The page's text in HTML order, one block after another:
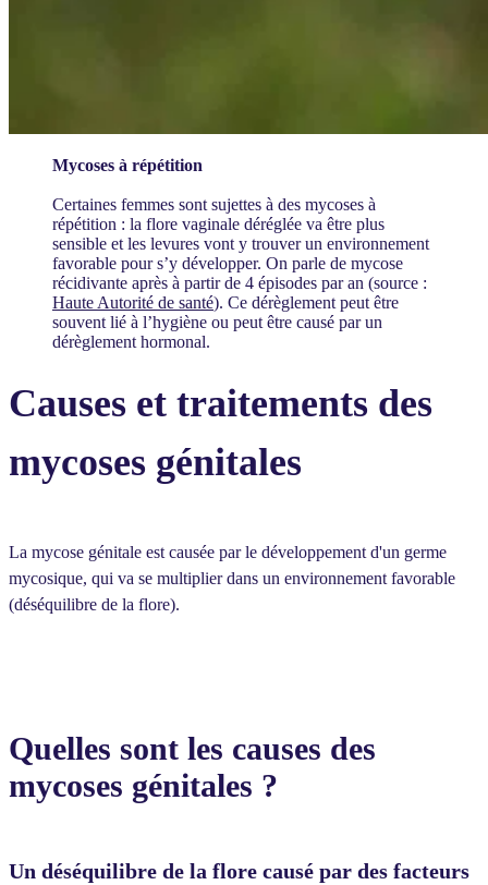
Mycoses à répétition
Certaines femmes sont sujettes à des mycoses à
répétition : la flore vaginale déréglée va être plus
sensible et les levures vont y trouver un environnement
favorable pour s’y développer. On parle de mycose
récidivante après à partir de 4 épisodes par an (source :
Haute Autorité de santé). Ce dérèglement peut être
souvent lié à l’hygiène ou peut être causé par un
dérèglement hormonal.
Causes et traitements des
mycoses génitales
La mycose génitale est causée par le développement d'un germe
mycosique, qui va se multiplier dans un environnement favorable
(déséquilibre de la flore).
Quelles sont les causes des
mycoses génitales ?
Un déséquilibre de la flore causé par des facteurs